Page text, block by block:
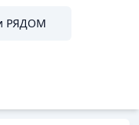
РЯДОМ